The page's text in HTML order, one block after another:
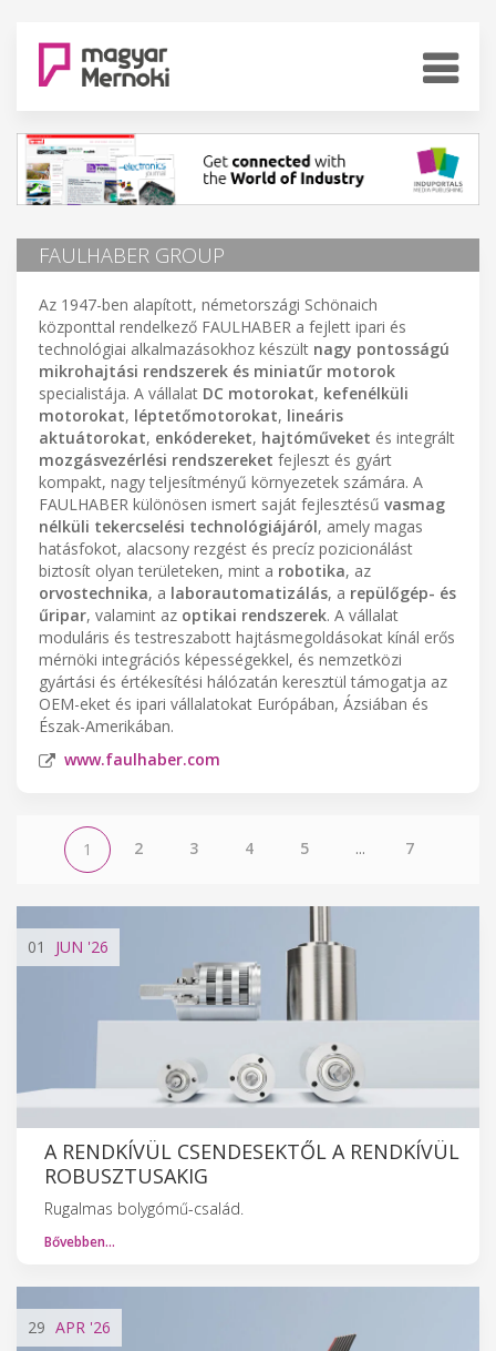
FAULHABER GROUP
Az 1947-ben alapított, németországi Schönaich
központtal rendelkező FAULHABER a fejlett ipari és
technológiai alkalmazásokhoz készült nagy pontosságú
mikrohajtási rendszerek és miniatűr motorok
specialistája. A vállalat DC motorokat, kefenélküli
motorokat, léptetőmotorokat, lineáris
aktuátorokat, enkódereket, hajtóműveket és integrált
mozgásvezérlési rendszereket fejleszt és gyárt
kompakt, nagy teljesítményű környezetek számára. A
FAULHABER különösen ismert saját fejlesztésű vasmag
nélküli tekercselési technológiájáról, amely magas
hatásfokot, alacsony rezgést és precíz pozicionálást
biztosít olyan területeken, mint a robotika, az
orvostechnika, a laborautomatizálás, a repülőgép- és
űripar, valamint az optikai rendszerek. A vállalat
moduláris és testreszabott hajtásmegoldásokat kínál erős
mérnöki integrációs képességekkel, és nemzetközi
gyártási és értékesítési hálózatán keresztül támogatja az
OEM-eket és ipari vállalatokat Európában, Ázsiában és
Észak-Amerikában.
www.faulhaber.com
1 2 3 4 5 ... 7
01 JUN '26
A RENDKÍVÜL CSENDESEKTŐL A RENDKÍVÜL
ROBUSZTUSAKIG
Rugalmas bolygómű-család.
Bővebben…
29 APR '26